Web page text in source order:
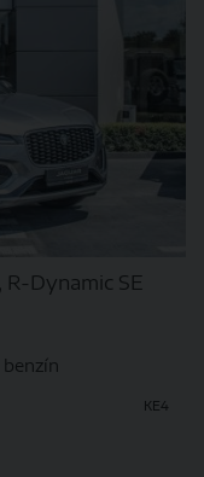
R-Dynamic SE
benzín
KE4